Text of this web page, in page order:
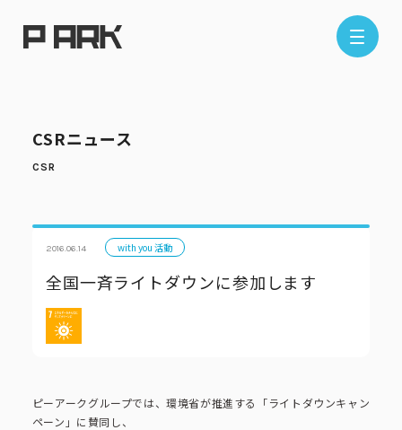
店舗情報
埼玉エリア
ピーアークで楽しむ
CSRニュース
2016.06.14 with you 活動
全国一斉ライトダウンに参加します
ピーアークグループでは、環境省が推進する「ライトダウンキャン
ペーン」に賛同し、